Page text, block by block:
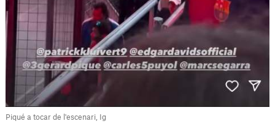
Piqué a tocar de l'escenari, Ig